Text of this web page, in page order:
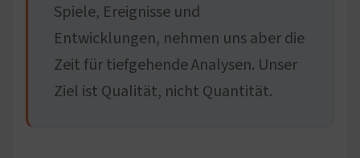
Spiele, Ereignisse und
Entwicklungen, nehmen uns aber die
Zeit für tiefgehende Analysen. Unser
Ziel ist Qualität, nicht Quantität.